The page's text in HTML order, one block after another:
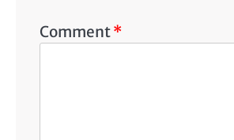
Comment*